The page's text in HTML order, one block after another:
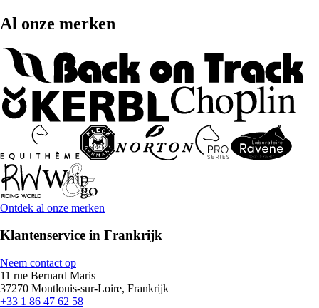
Al onze merken
Ontdek al onze merken
Klantenservice in Frankrijk
Neem contact op
11 rue Bernard Maris
37270 Montlouis-sur-Loire, Frankrijk
+33 1 86 47 62 58